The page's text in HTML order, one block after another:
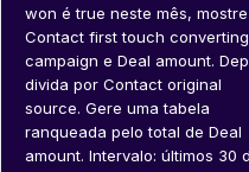
won é true neste mês, mostre
Contact first touch converting
campaign e Deal amount.
divida por Contact original
source. Gere uma tabela
ranqueada pelo total de Deal
amount. Intervalo: últimos 30